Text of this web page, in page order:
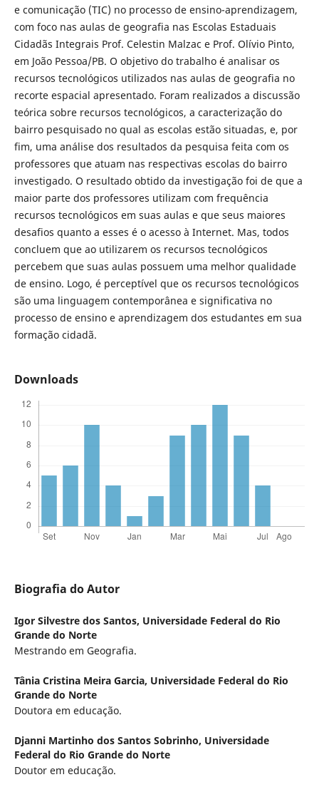
e comunicação (TIC) no processo de ensino-aprendizagem,
com foco nas aulas de geografia nas Escolas Estaduais
Cidadãs Integrais Prof. Celestin Malzac e Prof. Olívio Pinto,
em João Pessoa/PB. O objetivo do trabalho é analisar os
recursos tecnológicos utilizados nas aulas de geografia no
recorte espacial apresentado. Foram realizados a discussão
teórica sobre recursos tecnológicos, a caracterização do
bairro pesquisado no qual as escolas estão situadas, e, por
fim, uma análise dos resultados da pesquisa feita com os
professores que atuam nas respectivas escolas do bairro
investigado. O resultado obtido da investigação foi de que a
maior parte dos professores utilizam com frequência
recursos tecnológicos em suas aulas e que seus maiores
desafios quanto a esses é o acesso à Internet. Mas, todos
concluem que ao utilizarem os recursos tecnológicos
percebem que suas aulas possuem uma melhor qualidade
de ensino. Logo, é perceptível que os recursos tecnológicos
são uma linguagem contemporânea e significativa no
processo de ensino e aprendizagem dos estudantes em sua
formação cidadã.
Downloads
Biografia do Autor
Igor Silvestre dos Santos, Universidade Federal do Rio
Grande do Norte
Mestrando em Geografia.
Tânia Cristina Meira Garcia, Universidade Federal do Rio
Grande do Norte
Doutora em educação.
Djanni Martinho dos Santos Sobrinho, Universidade
Federal do Rio Grande do Norte
Doutor em educação.